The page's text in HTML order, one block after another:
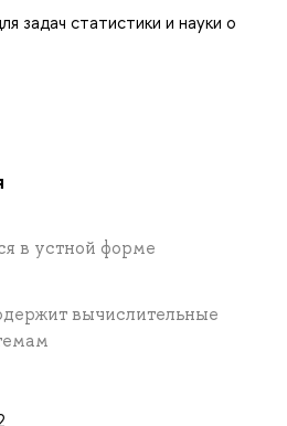
задач статистики и науки о
в устной форме
вычислительные